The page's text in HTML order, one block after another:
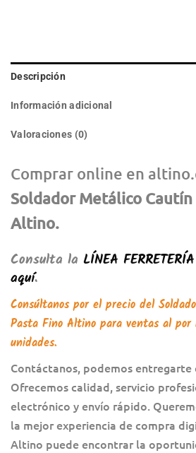
Descripción
Información adicional
Valoraciones (0)
Comprar online en
Soldador Metálico Cautín
Altino.
Consulta la LÍNEA FERRETERÍA
aquí.
Consúltanos por el precio del
Pasta Fino Altinopara ventas al
unidades.
Contáctanos, podemos
Ofrecemos calidad, servicio
electrónico y envío rápido.
la mejor experiencia de compra
Altino puede encontrar la